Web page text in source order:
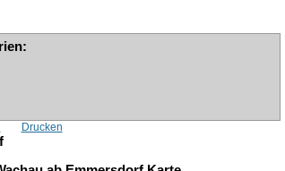
Drucken